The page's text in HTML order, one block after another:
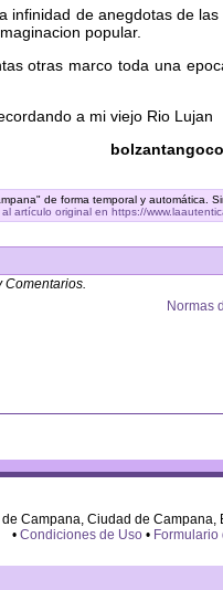
infinidad de anegdotas de
popular.
otras marco toda una
a mi viejo Rio Lujan
de forma temporal y automática.
al artículo original en https://
Comentarios.
Normas
Campana, Ciudad de Campana,
• Condiciones de Uso• Formulario